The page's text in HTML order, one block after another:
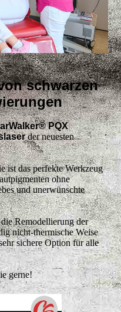
schwarzen
PQX
der neuesten
ist das perfekte Werkzeug
ohne
und unerwünschte
Remodellierung der
nicht-thermische Weise
sichere Option für alle
gerne!